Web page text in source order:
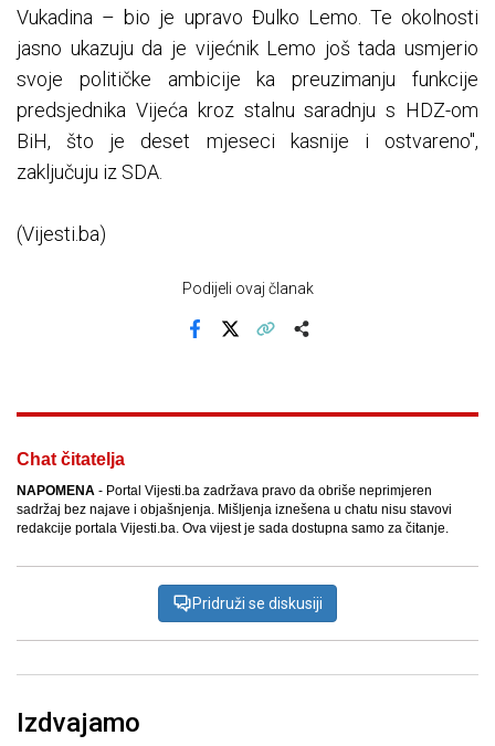
Vukadina – bio je upravo Đulko Lemo. Te okolnosti
jasno ukazuju da je vijećnik Lemo još tada usmjerio
svoje političke ambicije ka preuzimanju funkcije
predsjednika Vijeća kroz stalnu saradnju s HDZ-om
BiH, što je deset mjeseci kasnije i ostvareno",
zaključuju iz SDA.
(Vijesti.ba)
Podijeli ovaj članak
Chat čitatelja
NAPOMENA - Portal Vijesti.ba zadržava pravo da obriše neprimjeren
sadržaj bez najave i objašnjenja. Mišljenja iznešena u chatu nisu stavovi
redakcije portala Vijesti.ba. Ova vijest je sada dostupna samo za čitanje.
Pridruži se diskusiji
Izdvajamo